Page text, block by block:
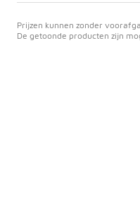
Prijzen kunnen zonder
De getoonde producten zijn